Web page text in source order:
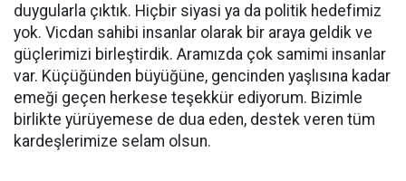
duygularla çıktık. Hiçbir siyasi ya da politik hedefimiz
yok. Vicdan sahibi insanlar olarak bir araya geldik ve
güçlerimizi birleştirdik. Aramızda çok samimi insanlar
var. Küçüğünden büyüğüne, gencinden yaşlısına kadar
emeği geçen herkese teşekkür ediyorum. Bizimle
birlikte yürüyemese de dua eden, destek veren tüm
kardeşlerimize selam olsun.